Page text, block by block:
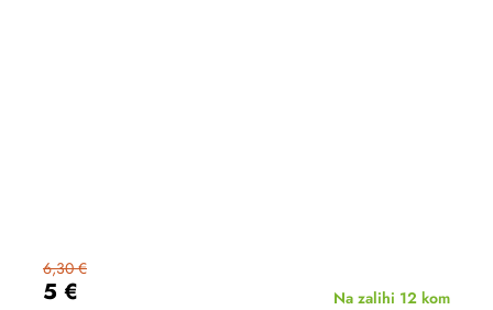
5 €
6,30 €
Na zalihi 12 kom